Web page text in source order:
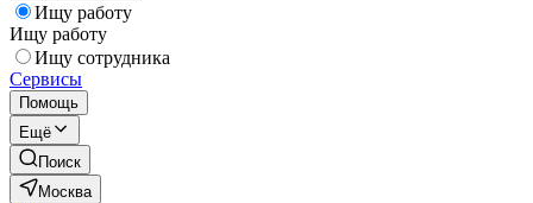
Ищу работу
Ищу работу
Ищу сотрудника
Сервисы
Помощь
Ещё
Поиск
Москва